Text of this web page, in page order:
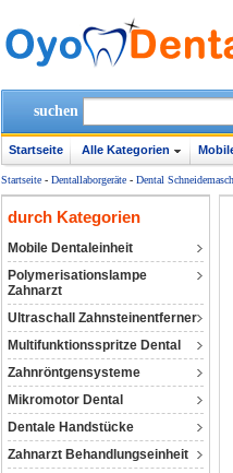
suchen
Startseite Alle Kategorien
Startseite - Dentallaborgeräte - Dental
durch Kategorien
Mobile Dentaleinheit
Polymerisationslampe
Zahnarzt
Ultraschall Zahnsteinentferner
Multifunktionsspritze Dental
Zahnröntgensysteme
Mikromotor Dental
Dentale Handstücke
Zahnarzt Behandlungseinheit